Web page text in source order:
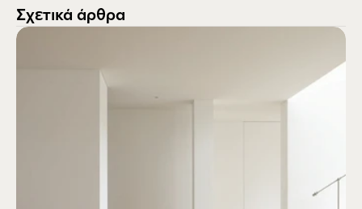
Σχετικά άρθρα